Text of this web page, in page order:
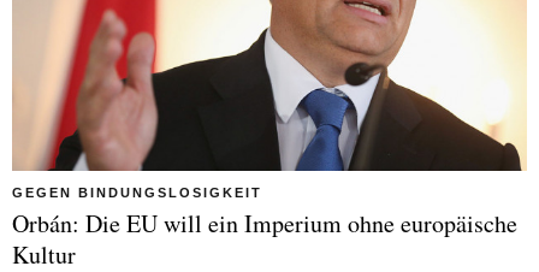
GEGEN BINDUNGSLOSIGKEIT
Orbán: Die EU will ein Imperium ohne europäische
Kultur